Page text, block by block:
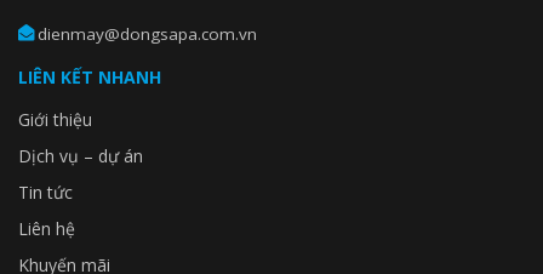
dienmay@dongsapa.com.vn
LIÊN KẾT NHANH
Giới thiệu
Dịch vụ – dự án
Tin tức
Liên hệ
Khuyến mãi